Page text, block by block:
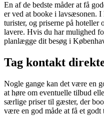
En af de bedste måder at få
er ved at booke i lavsæsonen.
turister, og priserne på hoteller
lavere. Hvis du har mulighed
planlægge dit besøg i
Tag kontakt
Nogle gange kan det være en
at høre om eventuelle tilbud
særlige priser til gæster, der
være en god måde at få et